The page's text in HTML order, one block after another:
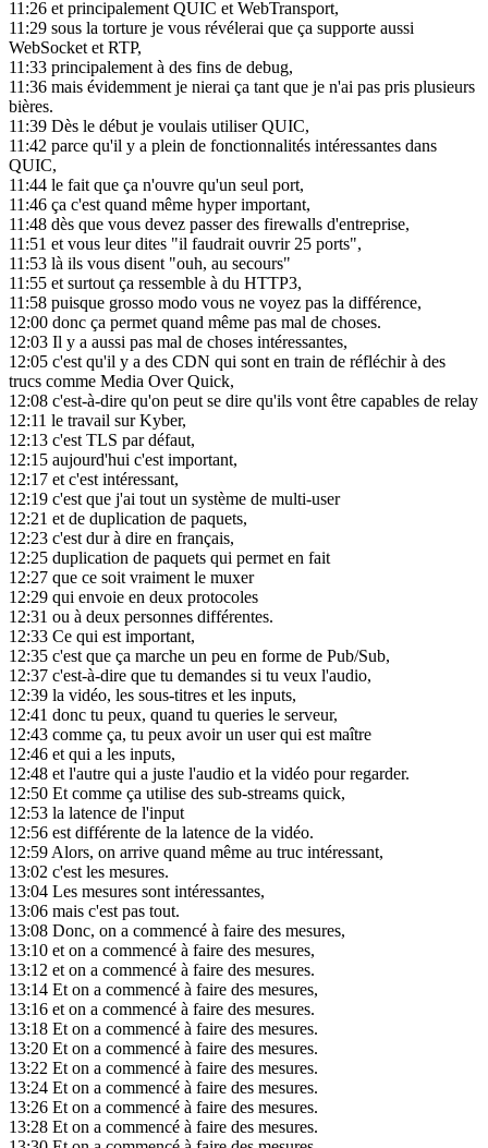
11:26 et principalement QUIC et WebTransport,
11:29 sous la torture je vous révélerai que ça supporte aussi
WebSocket et RTP,
11:33 principalement à des fins de debug,
11:36 mais évidemment je nierai ça tant que je n'ai pas pris plusieurs
bières.
11:39 Dès le début je voulais utiliser QUIC,
11:42 parce qu'il y a plein de fonctionnalités intéressantes dans
QUIC,
11:44 le fait que ça n'ouvre qu'un seul port,
11:46 ça c'est quand même hyper important,
11:48 dès que vous devez passer des firewalls d'entreprise,
11:51 et vous leur dites "il faudrait ouvrir 25 ports",
11:53 là ils vous disent "ouh, au secours"
11:55 et surtout ça ressemble à du HTTP3,
11:58 puisque grosso modo vous ne voyez pas la différence,
12:00 donc ça permet quand même pas mal de choses.
12:03 Il y a aussi pas mal de choses intéressantes,
12:05 c'est qu'il y a des CDN qui sont en train de réfléchir à des
trucs comme Media Over Quick,
12:08 c'est-à-dire qu'on peut se dire qu'ils vont être capables de relay
12:11 le travail sur Kyber,
12:13 c'est TLS par défaut,
12:15 aujourd'hui c'est important,
12:17 et c'est intéressant,
12:19 c'est que j'ai tout un système de multi-user
12:21 et de duplication de paquets,
12:23 c'est dur à dire en français,
12:25 duplication de paquets qui permet en fait
12:27 que ce soit vraiment le muxer
12:29 qui envoie en deux protocoles
12:31 ou à deux personnes différentes.
12:33 Ce qui est important,
12:35 c'est que ça marche un peu en forme de Pub/Sub,
12:37 c'est-à-dire que tu demandes si tu veux l'audio,
12:39 la vidéo, les sous-titres et les inputs,
12:41 donc tu peux, quand tu queries le serveur,
12:43 comme ça, tu peux avoir un user qui est maître
12:46 et qui a les inputs,
12:48 et l'autre qui a juste l'audio et la vidéo pour regarder.
12:50 Et comme ça utilise des sub-streams quick,
12:53 la latence de l'input
12:56 est différente de la latence de la vidéo.
12:59Alors, on arrive quand même au truc intéressant,
13:02 c'est les mesures.
13:04 Les mesures sont intéressantes,
13:06 mais c'est pas tout.
13:08 Donc, on a commencé à faire des mesures,
13:10 et on a commencé à faire des mesures,
13:12 et on a commencé à faire des mesures.
13:14 Et on a commencé à faire des mesures,
13:16 et on a commencé à faire des mesures.
13:18 Et on a commencé à faire des mesures.
13:20 Et on a commencé à faire des mesures.
13:22 Et on a commencé à faire des mesures.
13:24 Et on a commencé à faire des mesures.
13:26 Et on a commencé à faire des mesures.
13:28 Et on a commencé à faire des mesures.